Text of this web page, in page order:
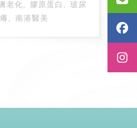
老化 膠原蛋白
玻尿
南港醫美